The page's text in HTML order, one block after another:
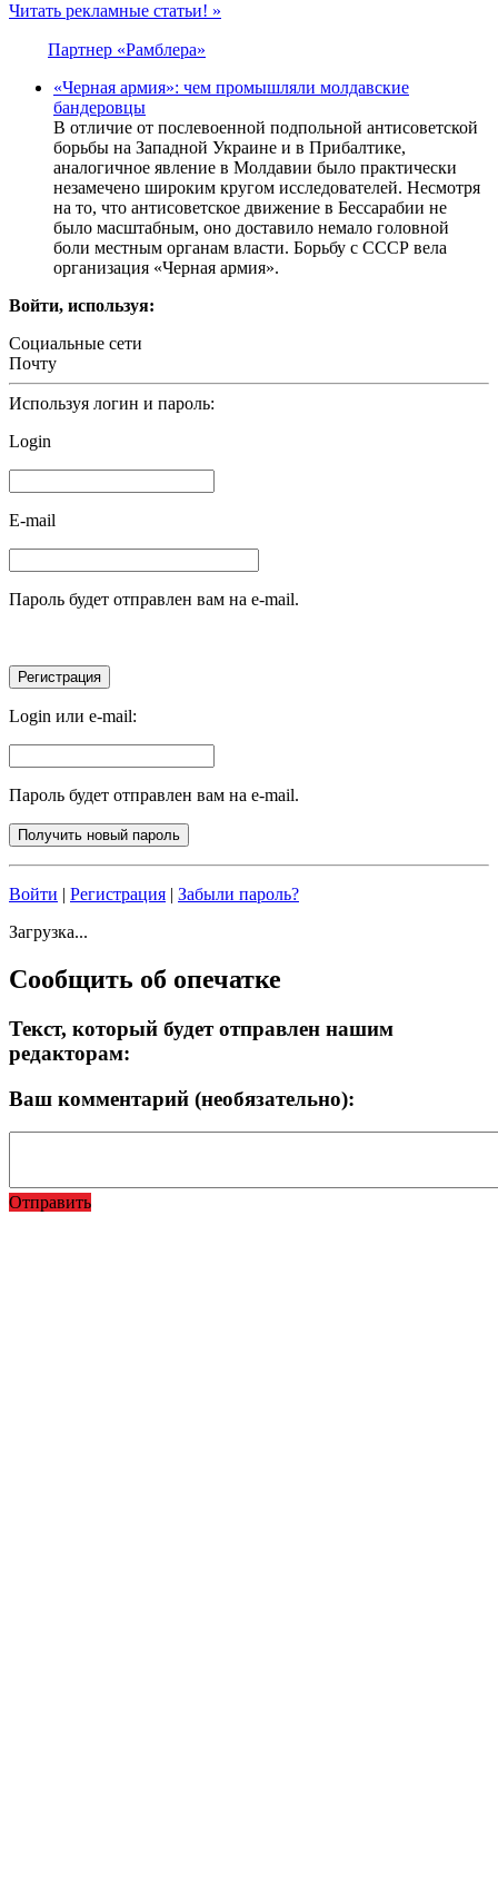
Читать рекламные статьи! »
Партнер «Рамблера»
«Черная армия»: чем промышляли молдавские
бандеровцы
В отличие от послевоенной подпольной антисоветской
борьбы на Западной Украине и в Прибалтике,
аналогичное явление в Молдавии было практически
незамечено широким кругом исследователей. Несмотря
на то, что антисоветское движение в Бессарабии не
было масштабным, оно доставило немало головной
боли местным органам власти. Борьбу с СССР вела
организация «Черная армия».
Войти, используя:
Социальные сети
Почту
Используя логин и пароль:
Login
E-mail
Пароль будет отправлен вам на e-mail.
Login или e-mail:
Пароль будет отправлен вам на e-mail.
Войти | Регистрация | Забыли пароль?
Загрузка...
Сообщить об опечатке
Текст, который будет отправлен нашим
редакторам:
Ваш комментарий (необязательно):
Отправить